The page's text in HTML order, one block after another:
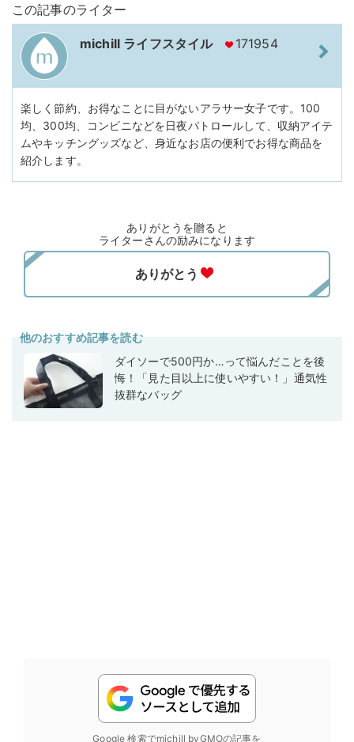
この記事のライター
michill ライフスタイル 171954
楽しく節約、お得なことに目がないアラサー女子です。100
均、300均、コンビニなどを日夜パトロールして、収納アイテ
ムやキッチングッズなど、身近なお店の便利でお得な商品を
紹介します。
ありがとうを贈ると
ライターさんの励みになります
他のおすすめ記事を読む
ダイソーで500円か…って悩んだことを後
悔！「見た目以上に使いやすい！」通気性
抜群なバッグ
Google 検索でmichill byGMOの記事を